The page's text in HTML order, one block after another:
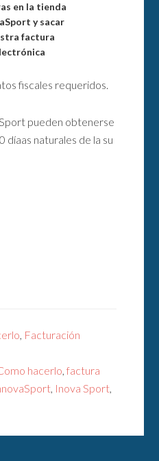
en la tienda
y sacar
factura
fiscales requeridos.
pueden obtenerse
díaas naturales de la su
, Facturación
hacerlo,factura
, Inova Sport,